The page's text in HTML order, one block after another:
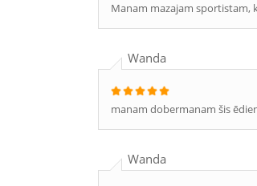
Manam mazajam sportistam,
Wanda
manam dobermanam šis
Wanda